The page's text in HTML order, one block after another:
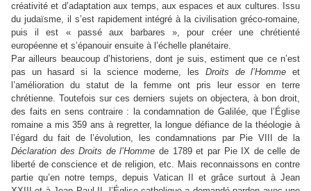
créativité et d’adaptation aux temps, aux espaces et aux cultures. Issu
du judaïsme, il s’est rapidement intégré à la civilisation gréco-romaine,
puis il est « passé aux barbares », pour créer une chrétienté
européenne et s’épanouir ensuite à l’échelle planétaire.
Par ailleurs beaucoup d’historiens, dont je suis, estiment que ce n’est
pas un hasard si la science moderne, les Droits de l’Homme et
l’amélioration du statut de la femme ont pris leur essor en terre
chrétienne. Toutefois sur ces derniers sujets on objectera, à bon droit,
des faits en sens contraire : la condamnation de Galilée, que l’Église
romaine a mis 359 ans à regretter, la longue défiance de la théologie à
l’égard du fait de l’évolution, les condamnations par Pie VIII de la
Déclaration des Droits de l’Homme de 1789 et par Pie IX de celle de
liberté de conscience et de religion, etc. Mais reconnaissons en contre
partie qu’en notre temps, depuis Vatican II et grâce surtout à Jean